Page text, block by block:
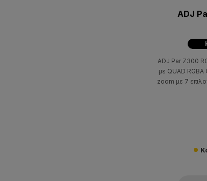
ADJ
ADJ Par Z300
με QUAD RGBA COB LED ισχύος 300W, χειροκίνητο
zoom με 7